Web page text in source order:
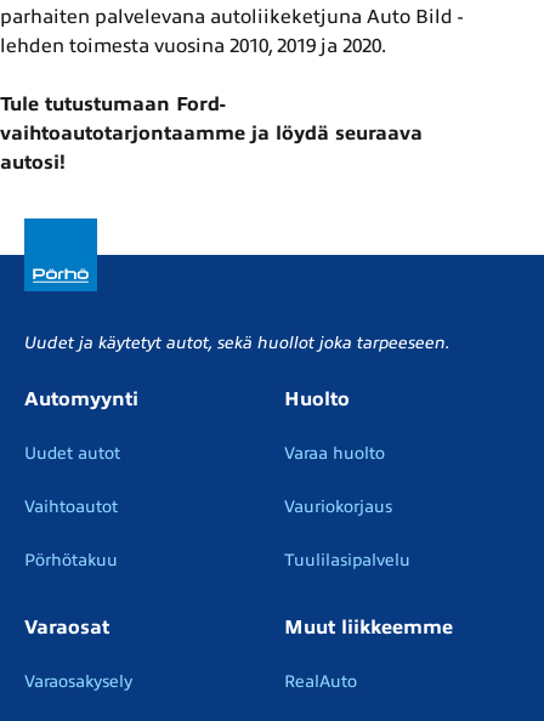
parhaiten palvelevana autoliikeketjuna Auto Bild -
lehden toimesta vuosina 2010, 2019 ja 2020.
Tule tutustumaan Ford-
vaihtoautotarjontaamme ja löydä seuraava
autosi!
Uudet ja käytetyt autot, sekä huollot joka tarpeeseen.
Automyynti
Uudet autot
Vaihtoautot
Pörhötakuu
Huolto
Varaa huolto
Vauriokorjaus
Tuulilasipalvelu
Varaosat
Varaosakysely
Muut liikkeemme
RealAuto